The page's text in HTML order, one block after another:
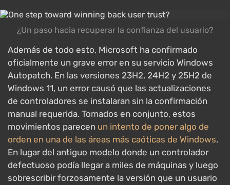
¿Un paso hacia recuperar la confianza del usuario?
Además de todo esto, Microsoft ha confirmado
oficialmente un grave error en su servicio Windows
Autopatch. En las versiones 23H2, 24H2 y 25H2 de
Windows 11, un error causó que las actualizaciones
de controladores se instalaran sin la confirmación
manual requerida. Tomados en conjunto, estos
movimientos parecen un intento de poner algo de
orden en una de las áreas más caóticas de Windows.
En lugar del antiguo modelo donde un controlador
defectuoso podía llegar a miles de máquinas y luego
sobrescribir forzosamente la versión que un usuario